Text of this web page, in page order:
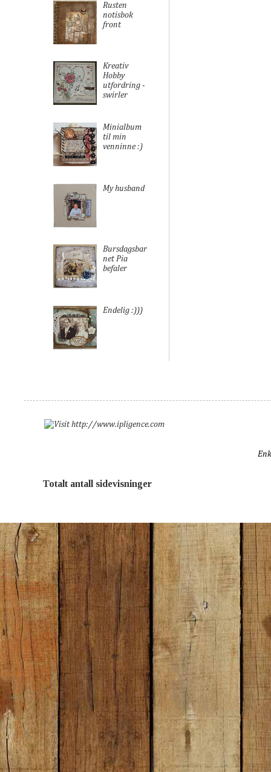
Rusten
notisbok
front
Kreativ
Hobby
utfordring -
swirler
Minialbum
til min
venninne :)
My husband
Bursdagsbar
net Pia
befaler
Endelig :)))
Totalt antall sidevisninger